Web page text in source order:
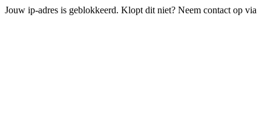
Jouw ip-adres is geblokkeerd. Klopt dit niet? Neem contact op via